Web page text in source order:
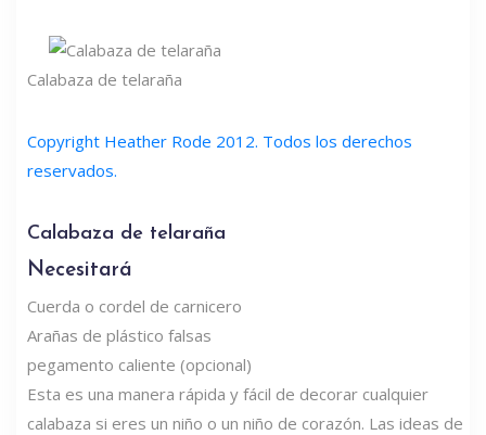
Calabaza de telaraña
Copyright Heather Rode 2012. Todos los derechos
reservados.
Calabaza de telaraña
Necesitará
Cuerda o cordel de carnicero
Arañas de plástico falsas
pegamento caliente (opcional)
Esta es una manera rápida y fácil de decorar cualquier
calabaza si eres un niño o un niño de corazón. Las ideas de